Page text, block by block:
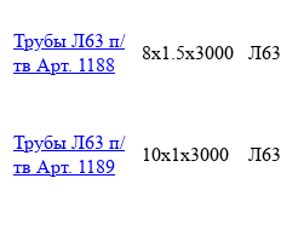
Трубы Л63 п/
тв Арт. 1188
8х1.5х3000 Л63
Трубы Л63 п/
тв Арт. 1189
10х1х3000 Л63